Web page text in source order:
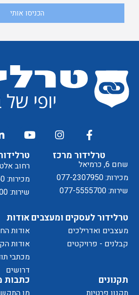
דיוור
ל
מדיניות
הכניסו אותי
טרלידור מרכז
שחם 6, כרמיאל
מכירות: 077-2307950
שירות: 077-5555700
תקנונים כתבות
רחוב אלטלף
מכירות: 077-2307950
שירות: 077-5555600
אודות
אודות
אודות
מכתבי
דרושים
טרלידור לעסקים ומעצבים
מעצבים ואדרילכים
קבלנים - פרויקטים